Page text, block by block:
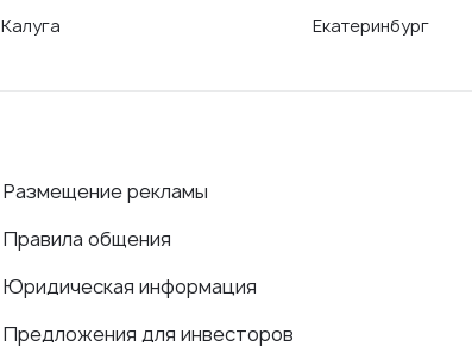
Калуга
Екатеринбург
Размещение рекламы
Правила общения
Юридическая информация
Предложения для инвесторов